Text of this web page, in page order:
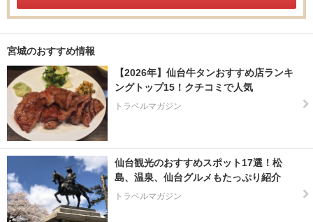
宮城のおすすめ情報
【2026年】仙台牛タンおすすめ店ランキ
ングトップ15！クチコミで人気
トラベルマガジン
仙台観光のおすすめスポット17選！松
島、温泉、仙台グルメもたっぷり紹介
トラベルマガジン